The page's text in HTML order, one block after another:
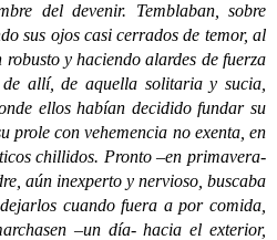
del devenir. Temblaban, sobre
sus ojos casi cerrados de temor, al
y haciendo alardes de fuerza
allí, de aquella solitaria y sucia,
ellos habían decidido fundar su
prole con vehemencia no exenta, en
chillidos. Pronto –en primavera-
aún inexperto y nervioso, buscaba
cuando fuera a por comida,
–un día- hacia el exterior,